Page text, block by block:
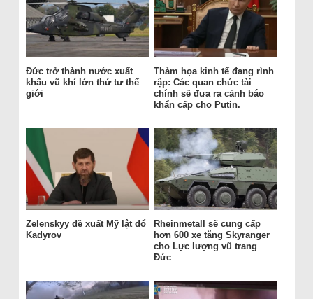
Đức trở thành nước xuất
khẩu vũ khí lớn thứ tư thế
giới
Thảm họa kinh tế đang rình
rập: Các quan chức tài
chính sẽ đưa ra cảnh báo
khẩn cấp cho Putin.
Zelenskyy đề xuất Mỹ lật đổ
Kadyrov
Rheinmetall sẽ cung cấp
hơn 600 xe tăng Skyranger
cho Lực lượng vũ trang
Đức